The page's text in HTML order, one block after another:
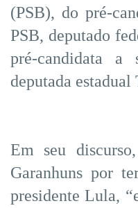
(PSB), do pré-
PSB, deputado
pré-candidata a
deputada
Em seu
Garanhuns por
presidente Lula,